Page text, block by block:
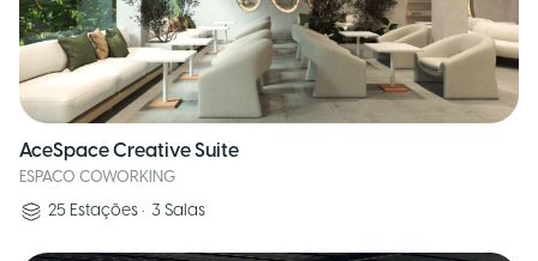
AceSpace Creative Suite
ESPACO COWORKING
25 Estações • 3 Salas